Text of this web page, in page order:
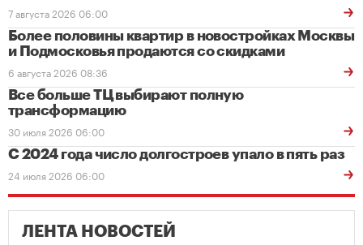
7 августа 2026 06:00
Более половины квартир в новостройках Москвы
и Подмосковья продаются со скидками
6 августа 2026 08:36
Все больше ТЦ выбирают полную
трансформацию
30 июля 2026 06:00
С 2024 года число долгостроев упало в пять раз
24 июля 2026 06:00
ЛЕНТА НОВОСТЕЙ